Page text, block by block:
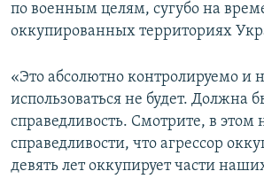
по военным целям, сугубо на
оккупированных территориях
«Это абсолютно контролируемо и
использоваться не будет. Должна
справедливость. Смотрите, в этом
справедливости, что агрессор
девять лет оккупирует части